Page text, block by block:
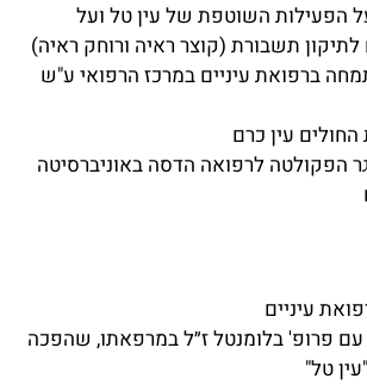
על הפעילות השוטפת של עין טל ועל
תשבורת (קוצר ראיה ורוחק ראיה)
– 1978 התמחה ברפואת עיניים במרכז הרפואי ע"ש
– 1970 בוגר הפקולטה לרפואה הדסה באוניברסיטה
עם פרופ' בלומנטל ז״ל במרפאתו, שהפכה
טל"